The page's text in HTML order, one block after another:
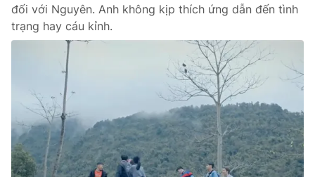
đối với Nguyên. Anh không kịp thích ứng dẫn đến tình
trạng hay cáu kỉnh.